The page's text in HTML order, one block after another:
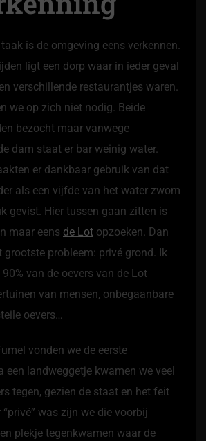
is de omgeving eens verkennen.
ligt een dorp waar in ieder geval
verschillende restaurantjes waren.
we op zich niet nodig. Beide
bezocht maar vanwege
dam staat er bar weinig water.
er dankbaar gebruik van dat
als een vijfde van het water zwom
gevist. Hier tussen gaan zitten is
maar eens de Lot opzoeken. Dan
grootste probleem: privé grond. Ik
90% van de oevers van de Lot
van mensen, onbegaanbare
oevers…
vonden we de eerste
een landweggetje kwamen we veel
tegen, gezien de staat en het feit
was zijn we die voorbij
plekje tegenkwamen waar de